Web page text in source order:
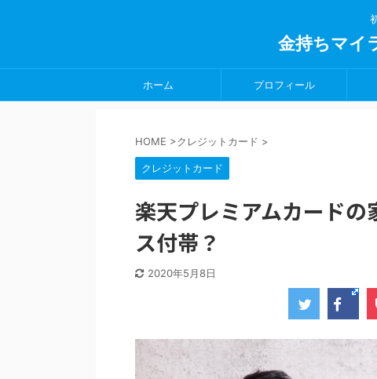
金持ちマイ
ホーム プロフィール
HOME >クレジットカード >
クレジットカード
楽天プレミアムカード
ス付帯？
2020年5月8日